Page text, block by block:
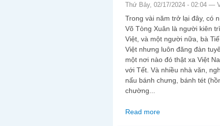
Thứ Bảy, 02/17/2024 - 02:04 —
Trong vài năm trở lại đây, có
Võ Tòng Xuân là người kiên
Việt, và một người nữa, bà
Việt nhưng luôn đăng đàn
một nơi nào đó thật xa Việt
với Tết. Và nhiều nhà văn,
nấu bánh chưng, bánh tét
chường...
Read more